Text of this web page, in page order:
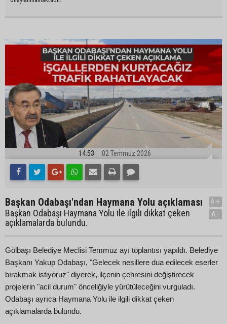
14:53 02 Temmuz 2026
Başkan Odabaşı'ndan Haymana Yolu açıklaması
Başkan Odabaşı Haymana Yolu ile ilgili dikkat çeken
açıklamalarda bulundu.
A+
A-
Gölbaşı Belediye Meclisi Temmuz ayı toplantısı yapıldı. Belediye
Başkanı Yakup Odabaşı, "Gelecek nesillere dua edilecek eserler
bırakmak istiyoruz" diyerek, ilçenin çehresini değiştirecek
projelerin "acil durum" önceliğiyle yürütüleceğini vurguladı.
Odabaşı ayrıca Haymana Yolu ile ilgili dikkat çeken
açıklamalarda bulundu.